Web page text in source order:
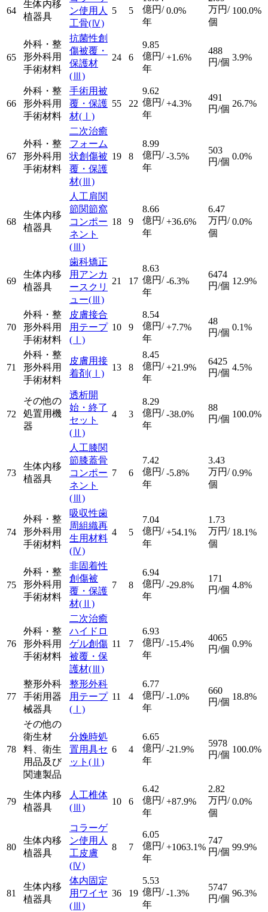
64
生体内移
植器具
ン使用人
工骨(Ⅳ)
5 5
億円/
年
0.0%
万円/
個
100.0%
65
外科・整
形外科用
手術材料
抗菌性創
傷被覆・
保護材
(Ⅲ)
24 6
9.85
億円/
年
+1.6%
488
円/個 3.9%
66
外科・整
形外科用
手術材料
手術用被
覆・保護
材(Ⅰ)
55 22
9.62
億円/
年
+4.3%
491
円/個
26.7%
67
外科・整
形外科用
手術材料
二次治癒
フォーム
状創傷被
覆・保護
材(Ⅲ)
19 8
8.99
億円/
年
-3.5%
503
円/個
0.0%
68
生体内移
植器具
人工肩関
節関節窩
コンポー
ネント
(Ⅲ)
18 9
8.66
億円/
年
+36.6%
6.47
万円/
個
0.0%
69
生体内移
植器具
歯科矯正
用アンカ
ースクリ
ュー(Ⅲ)
21 17
8.63
億円/
年
-6.3%
6474
円/個 12.9%
70
外科・整
形外科用
手術材料
皮膚接合
用テープ
(Ⅰ)
10 9
8.54
億円/
年
+7.7%
48
円/個
0.1%
71
外科・整
形外科用
手術材料
皮膚用接
着剤(Ⅰ)
13 8
8.45
億円/
年
+21.9%
6425
円/個
4.5%
72
その他の
処置用機
器
透析開
始・終了
セット
(Ⅱ)
4 3
8.29
億円/
年
-38.0%
88
円/個 100.0%
73
生体内移
植器具
人工膝関
節膝蓋骨
コンポー
ネント
(Ⅲ)
7 6
7.42
億円/
年
-5.8%
3.43
万円/
個
0.9%
74
外科・整
形外科用
手術材料
吸収性歯
周組織再
生用材料
(Ⅳ)
4 5
7.04
億円/
年
+54.1%
1.73
万円/
個
18.1%
75
外科・整
形外科用
手術材料
非固着性
創傷被
覆・保護
材(Ⅱ)
7 8
6.94
億円/
年
-29.8%
171
円/個 4.8%
76
外科・整
形外科用
手術材料
二次治癒
ハイドロ
ゲル創傷
被覆・保
護材(Ⅲ)
11 7
6.93
億円/
年
-15.4%
4065
円/個
0.9%
77
整形外科
手術用器
械器具
整形外科
用テープ
(Ⅰ)
11 4
6.77
億円/
年
-1.0%
660
円/個
18.8%
78
その他の
衛生材
料、衛生
用品及び
関連製品
分娩時処
置用具セ
ット (Ⅱ)
6 4
6.65
億円/
年
-21.9%
5978
円/個
100.0%
79
生体内移
植器具
人工椎体
(Ⅲ)
10 6
6.42
億円/
年
+87.9%
2.82
万円/
個
0.0%
80
生体内移
植器具
コラーゲ
ン使用人
工皮膚
(Ⅳ)
8 7
6.05
億円/
年
+1063.1%
747
円/個 99.9%
81
生体内移
植器具
体内固定
用ワイヤ
(Ⅲ)
36 19
5.53
億円/
年
-1.3%
5747
円/個
96.3%